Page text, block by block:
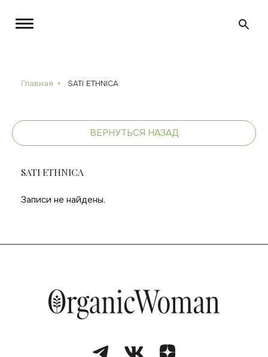
Главная SATI ETHNICA
ВЕРНУТЬСЯ НАЗАД
SATI ETHNICA
Записи не найдены.